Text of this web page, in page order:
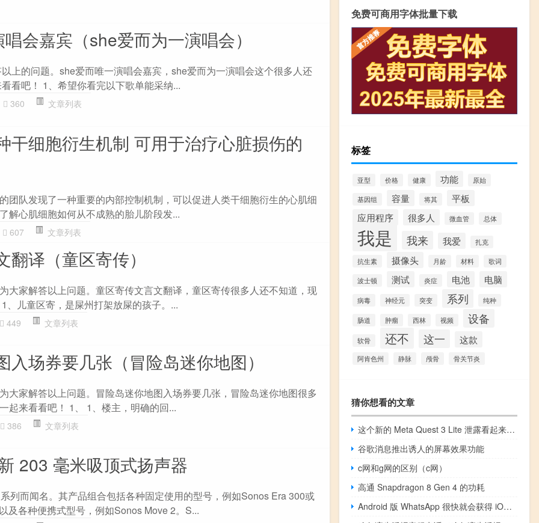
会嘉宾（she爱而为一演唱会）
上的问题。she爱而唯一演唱会嘉宾，she爱而为一演唱会这个很多人还
看吧！ 1、希望你看完以下歌单能采纳...
360 文章列表
干细胞衍生机制 可用于治疗心脏损伤的
团队发现了一种重要的内部控制机制，可以促进人类干细胞衍生的心肌细
解心肌细胞如何从不成熟的胎儿阶段发...
607 文章列表
译（童区寄传）
大家解答以上问题。童区寄传文言文翻译，童区寄传很多人还不知道，现
、儿童区寄，是屎州打架放屎的孩子。...
449 文章列表
入场券要几张（冒险岛迷你地图）
大家解答以上问题。冒险岛迷你地图入场券要几张，冒险岛迷你地图很多
起来看看吧！ 1、 1、楼主，明确的回...
386 文章列表
203 毫米吸顶式扬声器
列而闻名。其产品组合包括各种固定使用的型号，例如Sonos Era 300或
及各种便携式型号，例如Sonos Move 2。S...
免费可商用字体批量下载
标签
亚型 价格 健康 功能 原始
基因组 容量 将其
平板
应用程序
很多人 微血管 总体
我是 我来 我爱 扎克
抗生素 摄像头 月龄 材料 歌词
波士顿 测试 炎症 电池 电脑
病毒 神经元 突变 系列 纯种
肠道 肿瘤 西林 视频 设备
软骨 还不 这一 这款
阿肯色州 静脉 颅骨 骨关节炎
猜你想看的文章
这个新的 Meta Quest 3 Lite 泄露看起来很疯狂
谷歌消息推出诱人的屏幕效果功能
c网和g网的区别（c网）
高通 Snapdragon 8 Gen 4 的功耗
Android 版 WhatsApp 很快就会获得 iOS 独有的功能